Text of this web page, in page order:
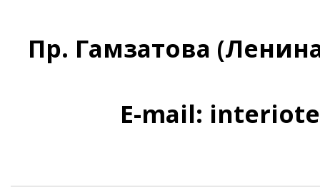
Пр. Гамзатова
E-mail: